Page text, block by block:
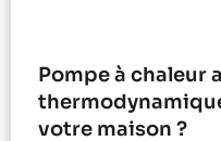
Pompe à chaleur
votre maison ?